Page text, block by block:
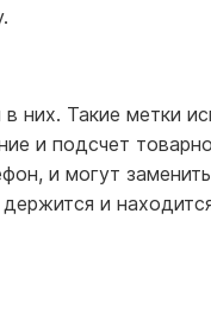
них. Такие метки
и подсчет
и могут
и